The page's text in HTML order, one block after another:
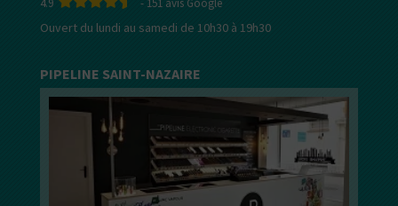
Ouvert du lundi au samedi de 10h30 à 19h30
PIPELINE SAINT-NAZAIRE